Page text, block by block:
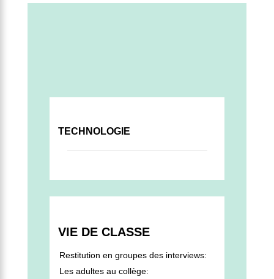
TECHNOLOGIE
VIE DE CLASSE
Restitution en groupes des interviews:
Les adultes au collège: